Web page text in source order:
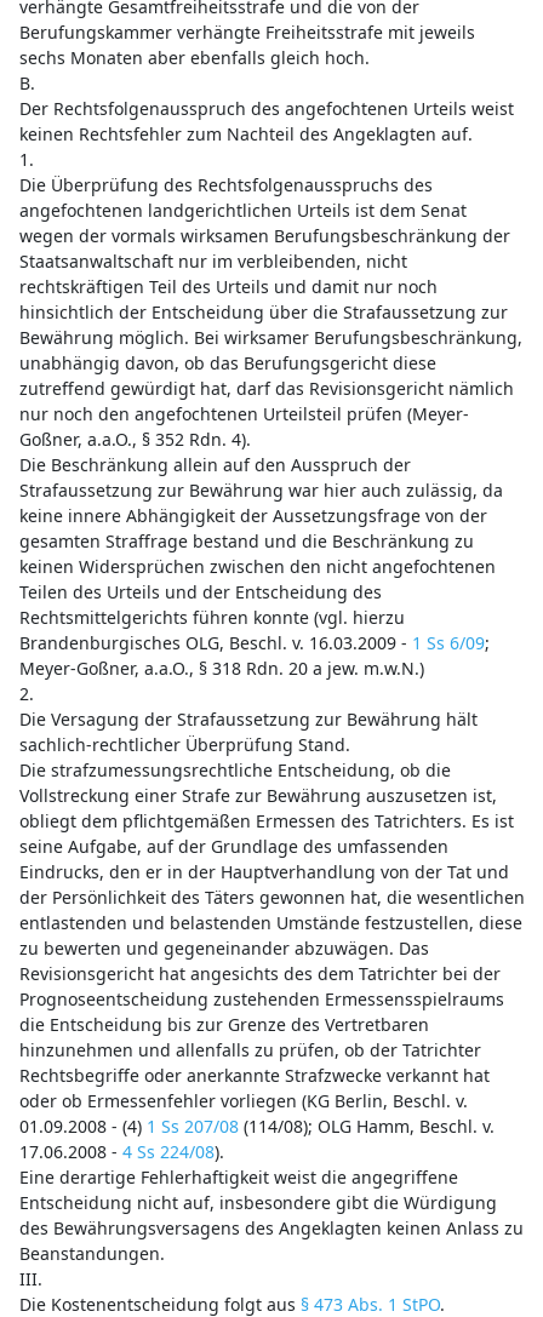
verhängte Gesamtfreiheitsstrafe und die von der
Berufungskammer verhängte Freiheitsstrafe mit jeweils
sechs Monaten aber ebenfalls gleich hoch.
B.
Der Rechtsfolgenausspruch des angefochtenen Urteils weist
keinen Rechtsfehler zum Nachteil des Angeklagten auf.
1.
Die Überprüfung des Rechtsfolgenausspruchs des
angefochtenen landgerichtlichen Urteils ist dem Senat
wegen der vormals wirksamen Berufungsbeschränkung der
Staatsanwaltschaft nur im verbleibenden, nicht
rechtskräftigen Teil des Urteils und damit nur noch
hinsichtlich der Entscheidung über die Strafaussetzung zur
Bewährung möglich. Bei wirksamer Berufungsbeschränkung,
unabhängig davon, ob das Berufungsgericht diese
zutreffend gewürdigt hat, darf das Revisionsgericht nämlich
nur noch den angefochtenen Urteilsteil prüfen (Meyer-
Goßner, a.a.O., § 352 Rdn. 4).
Die Beschränkung allein auf den Ausspruch der
Strafaussetzung zur Bewährung war hier auch zulässig, da
keine innere Abhängigkeit der Aussetzungsfrage von der
gesamten Straffrage bestand und die Beschränkung zu
keinen Widersprüchen zwischen den nicht angefochtenen
Teilen des Urteils und der Entscheidung des
Rechtsmittelgerichts führen konnte (vgl. hierzu
Brandenburgisches OLG, Beschl. v. 16.03.2009 - 1 Ss 6/09;
Meyer-Goßner, a.a.O., § 318 Rdn. 20 a jew. m.w.N.)
2.
Die Versagung der Strafaussetzung zur Bewährung hält
sachlich-rechtlicher Überprüfung Stand.
Die strafzumessungsrechtliche Entscheidung, ob die
Vollstreckung einer Strafe zur Bewährung auszusetzen ist,
obliegt dem pflichtgemäßen Ermessen des Tatrichters. Es ist
seine Aufgabe, auf der Grundlage des umfassenden
Eindrucks, den er in der Hauptverhandlung von der Tat und
der Persönlichkeit des Täters gewonnen hat, die wesentlichen
entlastenden und belastenden Umstände festzustellen, diese
zu bewerten und gegeneinander abzuwägen. Das
Revisionsgericht hat angesichts des dem Tatrichter bei der
Prognoseentscheidung zustehenden Ermessensspielraums
die Entscheidung bis zur Grenze des Vertretbaren
hinzunehmen und allenfalls zu prüfen, ob der Tatrichter
Rechtsbegriffe oder anerkannte Strafzwecke verkannt hat
oder ob Ermessenfehler vorliegen (KG Berlin, Beschl. v.
01.09.2008 - (4) 1 Ss 207/08(114/08); OLG Hamm, Beschl. v.
17.06.2008 - 4 Ss 224/08).
Eine derartige Fehlerhaftigkeit weist die angegriffene
Entscheidung nicht auf, insbesondere gibt die Würdigung
des Bewährungsversagens des Angeklagten keinen Anlass zu
Beanstandungen.
III.
Die Kostenentscheidung folgt aus § 473 Abs. 1 StPO.